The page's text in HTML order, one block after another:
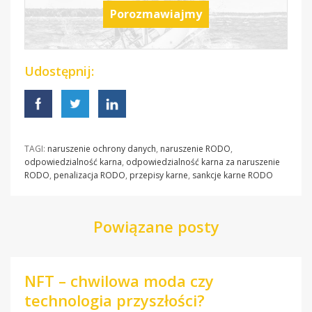
Porozmawiajmy
Udostępnij:
TAGI: naruszenie ochrony danych, naruszenie RODO,
odpowiedzialność karna, odpowiedzialność karna za naruszenie
RODO, penalizacja RODO, przepisy karne, sankcje karne RODO
Powiązane posty
NFT – chwilowa moda czy
technologia przyszłości?